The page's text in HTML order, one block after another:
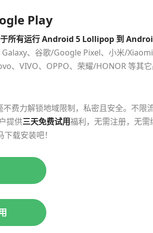
Play
所有运行 Android 5 Lollipop 到
、谷歌/Google Pixel、小米/
、VIVO、OPPO、荣耀/HONOR 等其
费力解锁地域限制，私密且安全。不限
提供三天免费试用福利，无需注册，无需
载安装吧！